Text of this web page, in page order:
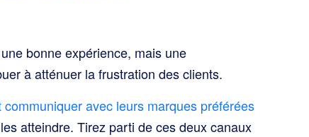
bonne expérience, mais une
à atténuer la frustration des clients.
communiquer avec leurs marques préférées
atteindre. Tirez parti de ces deux canaux